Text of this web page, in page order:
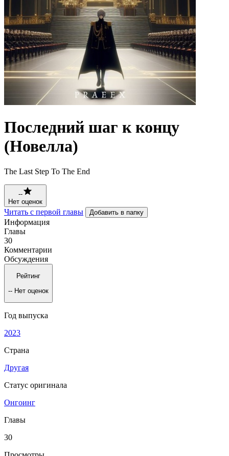
Последний шаг к концу
(Новелла)
The Last Step To The End
--
Нет оценок
Читать с первой главы Добавить в папку
Информация
Главы
30
Комментарии
Обсуждения
Рейтинг
-- Нет оценок
Год выпуска
2023
Страна
Другая
Статус оригинала
Онгоинг
Главы
30